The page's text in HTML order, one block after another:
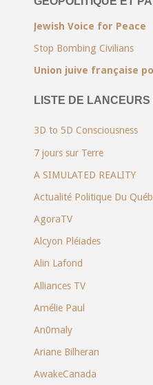
Jewish Voice for Peace
Stop Bombing Civilians
Union juive française
LISTE DE
3D to 5D Consciousness
7 jours sur Terre
A SIMULATED REALITY
Actualité Politique Du
AgoraTV
Alcyon Pléiades
Alin Lafond
Alliances TV
Amélie Paul
An0maly
Ariane Bilheran
AwakeCanada